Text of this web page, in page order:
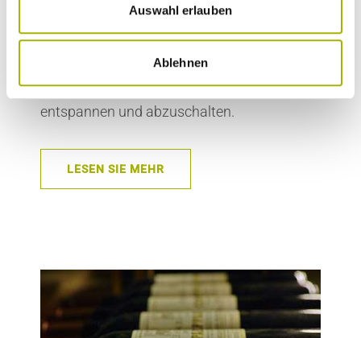
Auswahl erlauben
Ablehnen
Bar
Unsere Bar, ein willkommener Ort, um zu
entspannen und abzuschalten.
LESEN SIE MEHR